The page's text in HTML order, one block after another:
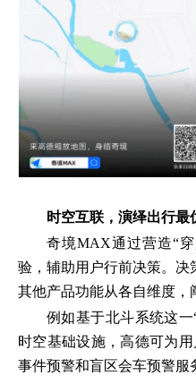
时空互联，演绎出行最
奇境MAX通过营造“
验，辅助用户行前决策。决
其他产品功能从各自维度，
例如基于北斗系统这
时空基础设施，高德可为
事件预警和盲区会车预警服